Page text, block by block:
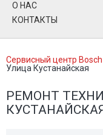
О НАС
КОНТАКТЫ
Сервисный центр Bosch
Улица Кустанайская
РЕМОНТ